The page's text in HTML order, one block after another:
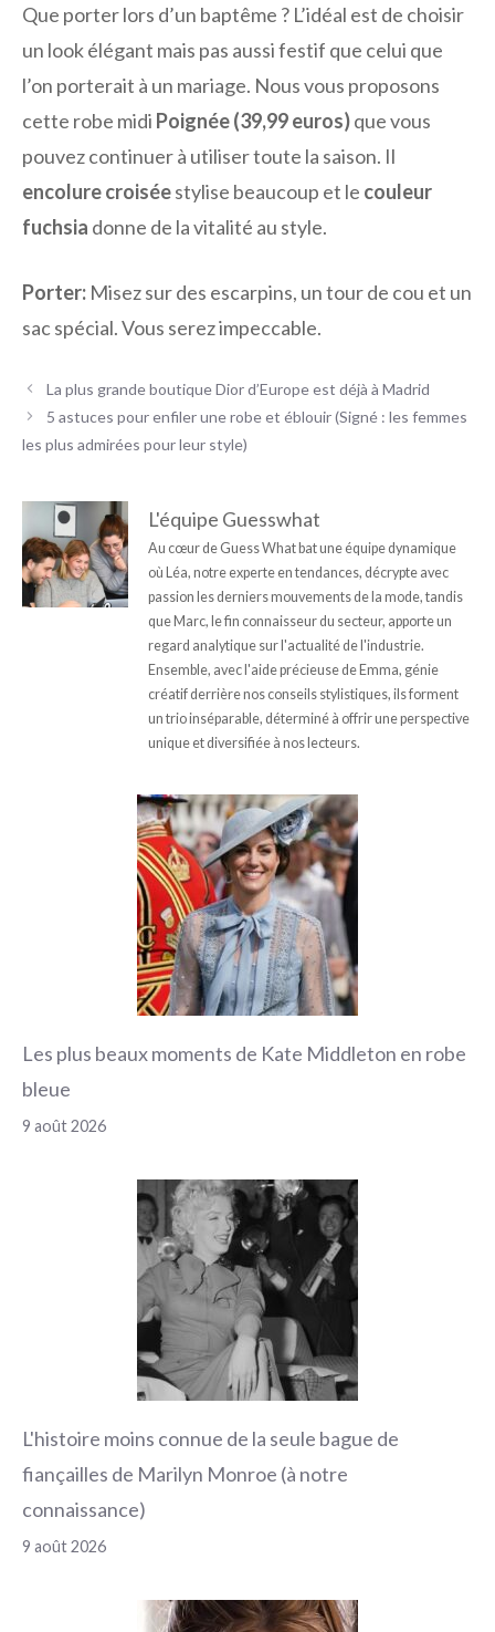
Que porter lors d’un baptême ? L’idéal est de choisir
un look élégant mais pas aussi festif que celui que
l’on porterait à un mariage. Nous vous proposons
cette robe midi Poignée (39,99 euros)que vous
pouvez continuer à utiliser toute la saison. Il
encolure croiséestylise beaucoup et le couleur
fuchsia donne de la vitalité au style.
Porter: Misez sur des escarpins, un tour de cou et un
sac spécial. Vous serez impeccable.
La plus grande boutique Dior d’Europe est déjà à Madrid
5 astuces pour enfiler une robe et éblouir (Signé : les femmes
les plus admirées pour leur style)
L'équipe Guesswhat
Au cœur de Guess What bat une équipe dynamique
où Léa, notre experte en tendances, décrypte avec
passion les derniers mouvements de la mode, tandis
que Marc, le fin connaisseur du secteur, apporte un
regard analytique sur l'actualité de l'industrie.
Ensemble, avec l'aide précieuse de Emma, génie
créatif derrière nos conseils stylistiques, ils forment
un trio inséparable, déterminé à offrir une perspective
unique et diversifiée à nos lecteurs.
Les plus beaux moments de Kate Middleton en robe
bleue
9 août 2026
L'histoire moins connue de la seule bague de
fiançailles de Marilyn Monroe (à notre
connaissance)
9 août 2026